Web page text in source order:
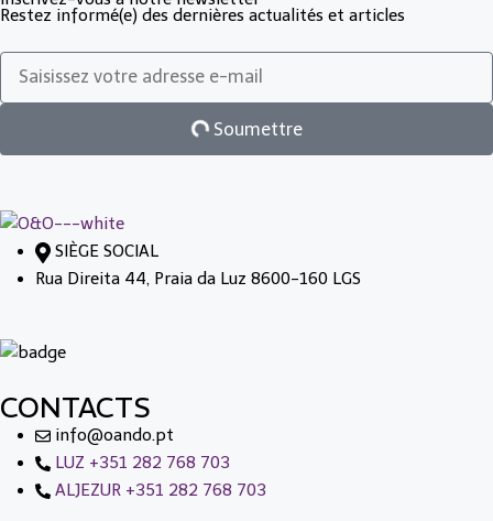
Restez informé(e) des dernières actualités et articles
Soumettre
SIÈGE SOCIAL
Rua Direita 44, Praia da Luz 8600-160 LGS
CONTACTS
info@oando.pt
LUZ +351 282 768 703
ALJEZUR +351 282 768 703